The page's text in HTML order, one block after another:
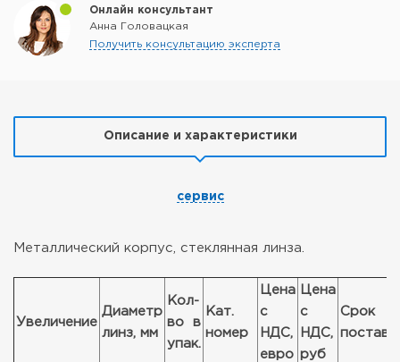
Онлайн консультант
Анна Головацкая
Получить консультацию эксперта
Описание и характеристики
сервис
Металлический корпус, стеклянная линза.
Увеличение
Диаметр
линз, мм
Кол-
во в
упак.
Кат.
номер
Цена
с
НДС,
евро
Цена
с
НДС,
руб
Срок